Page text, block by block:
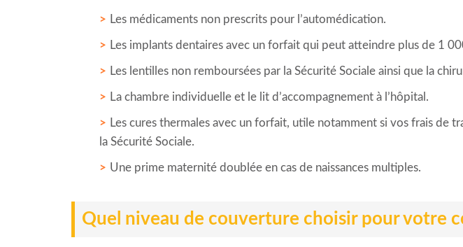
Les médicaments non prescrits pour l’automédication.
Les implants dentaires avec un forfait qui peut atteindre plus de 1
Les lentilles non remboursées par la Sécurité Sociale ainsi que la
La chambre individuelle et le lit d’accompagnement à l’hôpital.
Les cures thermales avec un forfait, utile notamment si vos frais de
la Sécurité Sociale.
Une prime maternité doublée en cas de naissances multiples.
Quel niveau de couverture choisir pour votre